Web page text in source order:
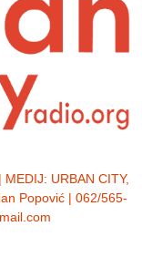
URBAN CITY,
Popović | 062/565-